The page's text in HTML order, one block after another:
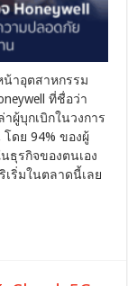
าอุตสาหกรรม
ที่ชื่อว่า
าผู้บุกเบิกในวงการ
ดย 94% ของผู้
ธุรกิจของตนเอง
เริ่มในตลาดนี้เลย